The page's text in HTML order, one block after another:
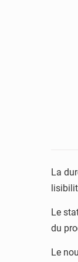
La
Le
du
Le